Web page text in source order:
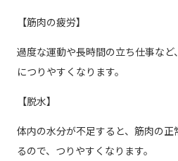
【筋肉の疲労】
過度な運動や長時間の立ち仕事な
につりやすくなります。
【脱水】
体内の水分が不足すると、筋肉の
るので、つりやすくなります。